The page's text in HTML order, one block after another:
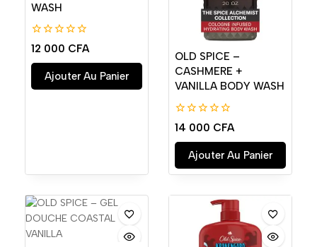
WASH
0
de
5
12 000 CFA
Ajouter Au Panier
OLD SPICE –
CASHMERE +
VANILLA BODY WASH
0
de
5
14 000 CFA
Ajouter Au Panier